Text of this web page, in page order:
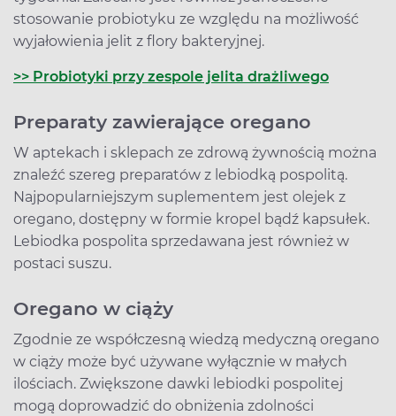
stosowanie probiotyku ze względu na możliwość
wyjałowienia jelit z flory bakteryjnej.
>> Probiotyki przy zespole jelita drażliwego
Preparaty zawierające oregano
W aptekach i sklepach ze zdrową żywnością można
znaleźć szereg preparatów z lebiodką pospolitą.
Najpopularniejszym suplementem jest olejek z
oregano, dostępny w formie kropel bądź kapsułek.
Lebiodka pospolita sprzedawana jest również w
postaci suszu.
Oregano w ciąży
Zgodnie ze współczesną wiedzą medyczną oregano
w ciąży może być używane wyłącznie w małych
ilościach. Zwiększone dawki lebiodki pospolitej
mogą doprowadzić do obniżenia zdolności